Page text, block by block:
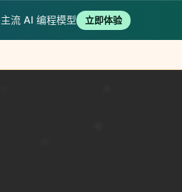
流 AI 编程模型 立即体验